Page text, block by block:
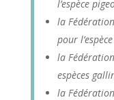
l’espèce
la
pour
la
espèces
la